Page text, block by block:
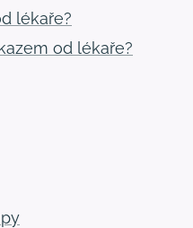
lékaře?
od lékaře?